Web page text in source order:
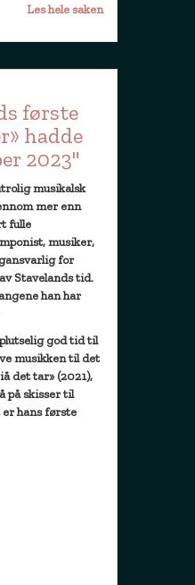
Les hele saken
første
hadde
2023"
musikalsk
mer enn
fulle
musiker,
for
Stavelands tid.
han har
god tid til
musikken til det
det tar» (2021),
på skisser til
hans første